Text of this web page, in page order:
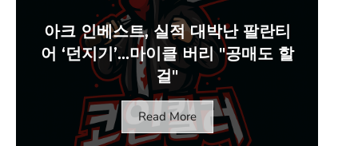
아크 인베스트, 실적 대박난 팔란티
어 ‘던지기’…마이클 버리 "공매도 할
걸"
Read More